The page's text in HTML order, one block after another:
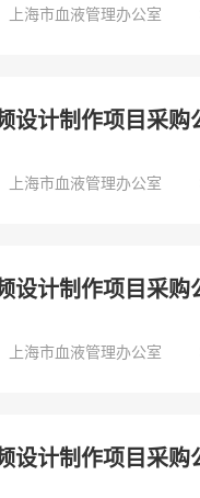
上海市血液管理办公室
设计制作项目采购
上海市血液管理办公室
设计制作项目采购
上海市血液管理办公室
设计制作项目采购